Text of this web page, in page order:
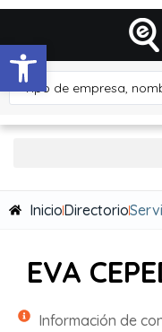
Abrir barra de
InicioDirectorio
EVA
Información de